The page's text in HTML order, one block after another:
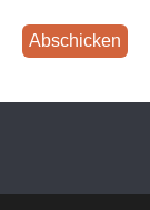
Abschicken